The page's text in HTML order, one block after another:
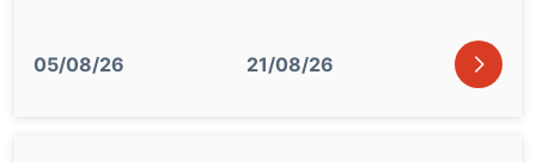
05/08/26 21/08/26 icon